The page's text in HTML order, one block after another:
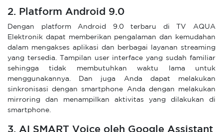
2. Platform Android 9.0
Dengan platform Android 9.0 terbaru di TV AQUA
Elektronik dapat memberikan pengalaman dan kemudahan
dalam mengakses aplikasi dan berbagai layanan streaming
yang tersedia. Tampilan user interface yang sudah familiar
sehingga tidak membutuhkan waktu lama untuk
menggunakannya. Dan juga Anda dapat melakukan
sinkronisasi dengan smartphone Anda dengan melakukan
mirroring dan menampilkan aktivitas yang dilakukan di
smartphone.
3. AI SMART Voice oleh Google Assistant